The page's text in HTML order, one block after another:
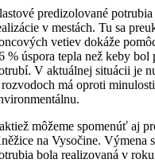
predizolované
v mestách. Tu sa
vetiev dokáže
% úspora tepla než keby
V aktuálnej situácii je
má oproti
môžeme spomenúť aj
na Vysočine. Výmena
bola realizovaná v